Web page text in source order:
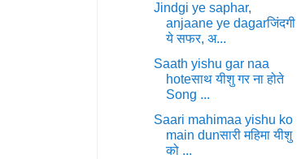
Jindgi ye saphar,
anjaane ye dagarजिंदगी
ये सफर, अ...
Saath yishu gar naa
hoteसाथ यीशु गर ना होते
Song ...
Saari mahimaa yishu ko
main dunसारी महिमा यीशु
को ...